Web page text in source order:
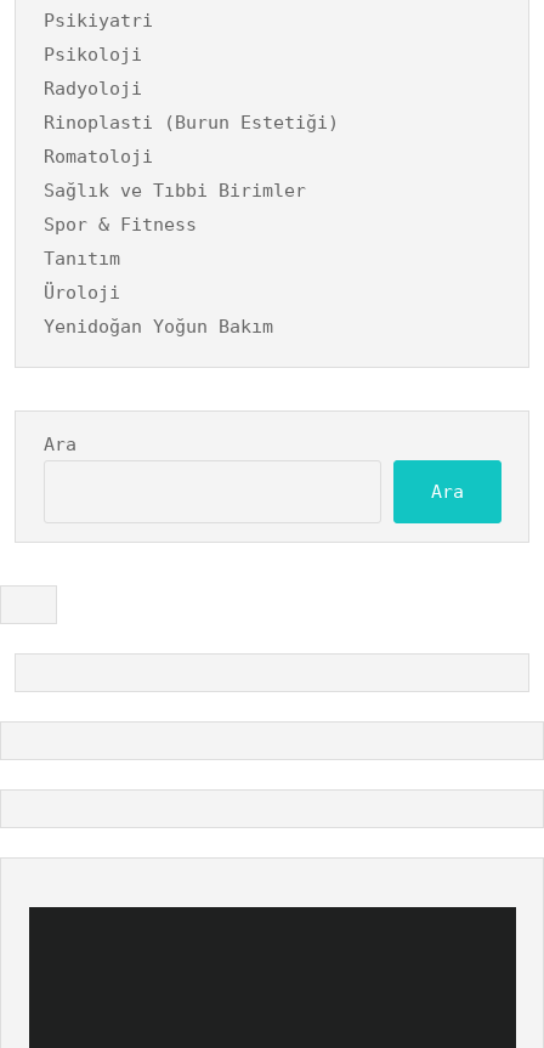
Psikiyatri
Psikoloji
Radyoloji
Rinoplasti (Burun Estetiği)
Romatoloji
Sağlık ve Tıbbi Birimler
Spor & Fitness
Tanıtım
Üroloji
Yenidoğan Yoğun Bakım
Ara
Ara